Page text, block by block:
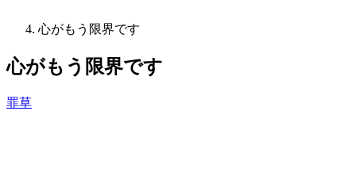
心がもう限界です
心がもう限界です
罪草